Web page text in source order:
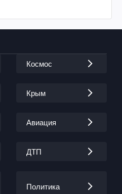
Космос
Крым
Авиация
ДТП
Политика